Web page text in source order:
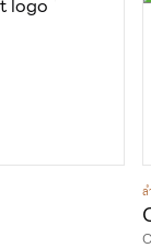
ล